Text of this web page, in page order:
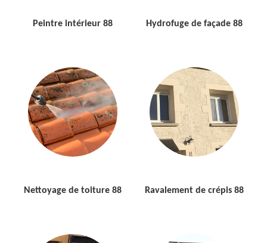
Peintre intérieur 88 Hydrofuge de façade 88
Nettoyage de toiture 88 Ravalement de crépis 88